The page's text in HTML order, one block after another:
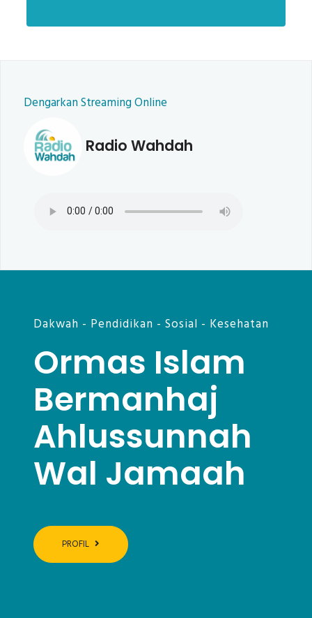
Dengarkan Streaming Online
Radio Wahdah
Dakwah - Pendidikan - Sosial - Kesehatan
Ormas Islam
Bermanhaj
Ahlussunnah
Wal Jamaah
PROFIL